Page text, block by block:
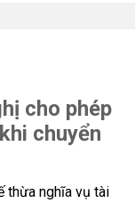
cho phép
chuyển